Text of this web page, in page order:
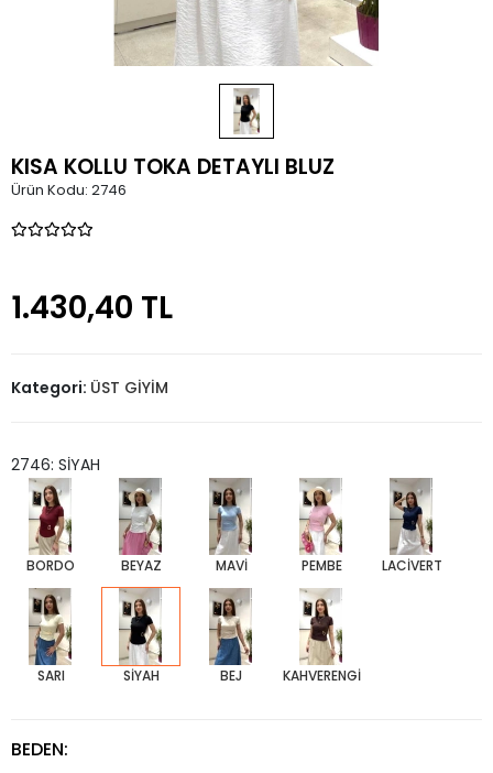
KISA KOLLU TOKA DETAYLI BLUZ
Ürün Kodu: 2746
1.430,40 TL
Kategori: ÜST GİYİM
2746: SİYAH
BORDO BEYAZ MAVİ PEMBE LACİVERT
SARI SİYAH BEJ KAHVERENGİ
BEDEN: